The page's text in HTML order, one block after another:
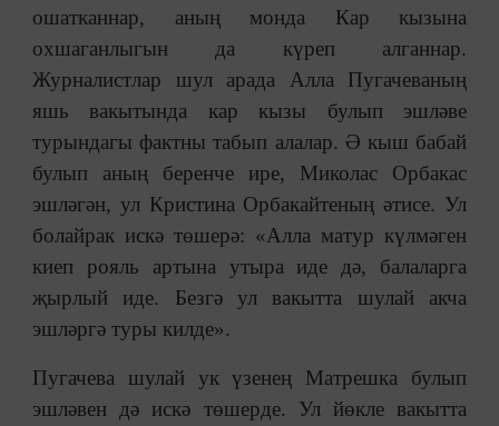
ошатканнар, аның монда Кар кызына
охшаганлыгын да күреп алганнар.
Журналистлар шул арада Алла Пугачеваның
яшь вакытында кар кызы булып эшләве
турындагы фактны табып алалар. Ә кыш бабай
булып аның беренче ире, Миколас Орбакас
эшләгән, ул Кристина Орбакайтеның әтисе. Ул
болайрак искә төшерә: «Алла матур күлмәген
киеп рояль артына утыра иде дә, балаларга
җырлый иде. Безгә ул вакытта шулай акча
эшләргә туры килде».
Пугачева шулай ук үзенең Матрешка булып
эшләвен дә искә төшерде. Ул йөкле вакытта